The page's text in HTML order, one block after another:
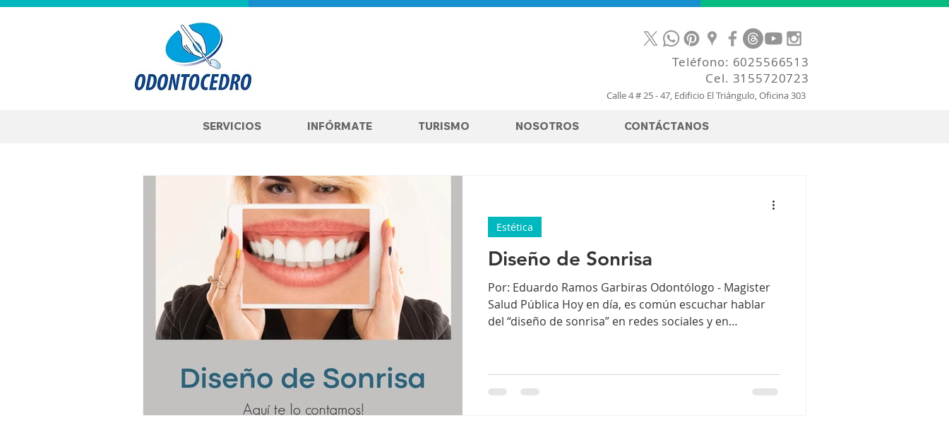
Teléfono: 6025566513
Cel. 3155720723
Calle 4 # 25 - 47, Edificio El Triángulo, Oficina 303
SERVICIOS INFÓRMATE TURISMO NOSOTROS CONTÁCTANOS
Diseño de Sonrisa
Por: Eduardo Ramos Garbiras Odontólogo - Magister
Salud Pública Hoy en día, es común escuchar hablar
del “diseño de sonrisa” en redes sociales y en
concepto que se enseñe como tal en las universidades
de odontología. A pesar de ello, es una práctica que,
Estética